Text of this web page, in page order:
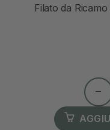
Filato da